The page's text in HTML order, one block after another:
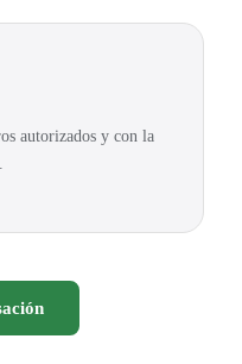
autorizados y con la